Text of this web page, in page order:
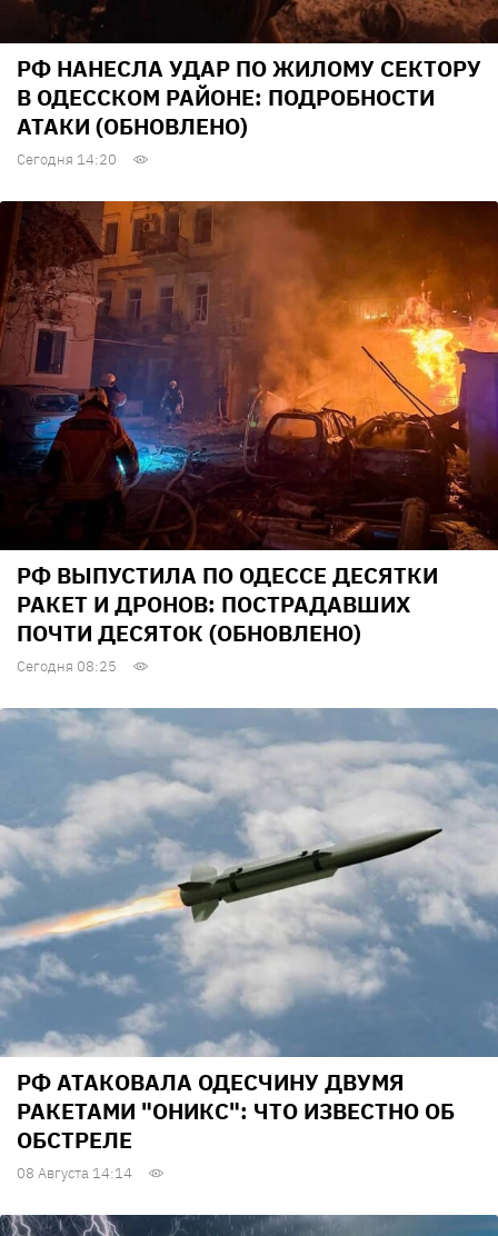
РФ НАНЕСЛА УДАР ПО ЖИЛОМУ СЕКТОРУ
В ОДЕССКОМ РАЙОНЕ: ПОДРОБНОСТИ
АТАКИ (ОБНОВЛЕНО)
Сегодня 14:20
РФ ВЫПУСТИЛА ПО ОДЕССЕ ДЕСЯТКИ
РАКЕТ И ДРОНОВ: ПОСТРАДАВШИХ
ПОЧТИ ДЕСЯТОК (ОБНОВЛЕНО)
Сегодня 08:25
РФ АТАКОВАЛА ОДЕСЧИНУ ДВУМЯ
РАКЕТАМИ "ОНИКС": ЧТО ИЗВЕСТНО ОБ
ОБСТРЕЛЕ
08 Августа 14:14